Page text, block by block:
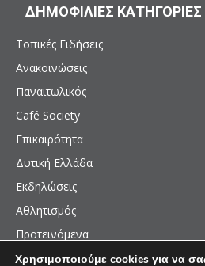
ΔΗΜΟΦΙΛΙΕΣ ΚΑΤΗΓΟΡΙΕΣ
Τοπικές Ειδήσεις
Ανακοινώσεις
Παναιτωλικός
Café Society
Επικαιρότητα
Δυτική Ελλάδα
Εκδηλώσεις
Αθλητισμός
Προτεινόμενα
Χρησιμοποιούμε cookies για να